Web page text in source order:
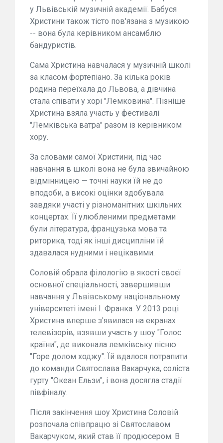
у Львівській музичній академії. Бабуся
Христини також тісто пов'язана з музикою
-- вона була керівником ансамблю
бандуристів.
Сама Христина навчалася у музичній школі
за класом фортепіано. За кілька років
родина переїхала до Львова, а дівчина
стала співати у хорі "Лемковина". Пізніше
Христина взяла участь у фестивалі
"Лемківська ватра" разом із керівником
хору.
За словами самої Христини, під час
навчання в школі вона не була звичайною
відмінницею — точні науки їй не до
вподоби, а високі оцінки здобувала
завдяки участі у різноманітних шкільних
концертах. Її улюбленими предметами
були література, французька мова та
риторика, тоді як інші дисципліни їй
здавалася нудними і нецікавими.
Соловій обрала філологію в якості своєї
основної спеціальності, завершивши
навчання у Львівському національному
університеті імені І. Франка. У 2013 році
Христина вперше з'явилася на екранах
телевізорів, взявши участь у шоу "Голос
країни", де виконала лемківську пісню
"Горе долом ходжу". Їй вдалося потрапити
до команди Святослава Вакарчука, соліста
гурту "Океан Ельзи", і вона досягла стадії
півфіналу.
Після закінчення шоу Христина Соловій
розпочала співпрацю зі Святославом
Вакарчуком, який став її продюсером. В